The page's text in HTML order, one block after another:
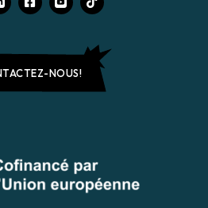
NOUS!